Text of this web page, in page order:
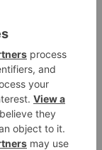
personas en
la Sierra con
y marihuana
su vehículo